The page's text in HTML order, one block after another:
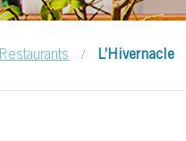
Restaurants / L’Hivernacle